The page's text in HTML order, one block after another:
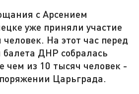
с Арсением
уже приняли участие
На этот час перед
ДНР собралась
чем из 10 тысяч человек -
Царьграда.